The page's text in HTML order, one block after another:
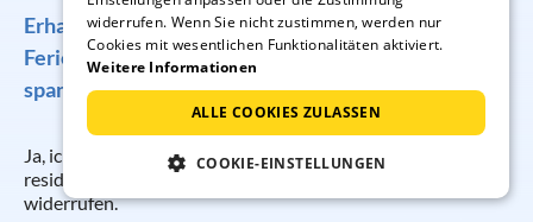
Erhalten Sie regelmäßig Angebote für traumhafte
Ferienunterkünfte, tolle Gewinnspiele und
spannende Reisetipps!
Ja, ich möchte regelmäßig per E-Mail den Newsletter der
resido GmbH erhalten. Die Anmeldung kann ich jederzeit
widerrufen.
widerrufen. Wenn Sie nicht zustimmen, werden nur
Cookies mit wesentlichen Funktionalitäten aktiviert.
Weitere Informationen
ALLE COOKIES ZULASSEN
COOKIE-EINSTELLUNGEN